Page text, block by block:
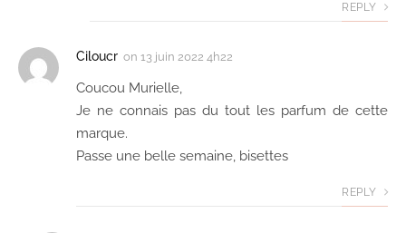
REPLY
Ciloucr on 13 juin 2022 4h22
Coucou Murielle,
Je ne connais pas du tout les parfum de cette
marque.
Passe une belle semaine, bisettes
REPLY